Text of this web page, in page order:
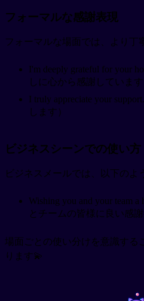
フォーマルな感謝表現
フォーマルな場面では、より丁
I'm deeply grateful for your
しに心から感謝しています
I truly appreciate your
します）
ビジネスシーンでの使い方
ビジネスメールでは、以下のよ
Wishing you and your team
とチームの皆様に良い感謝
場面ごとの使い分けを意識する
ります💫